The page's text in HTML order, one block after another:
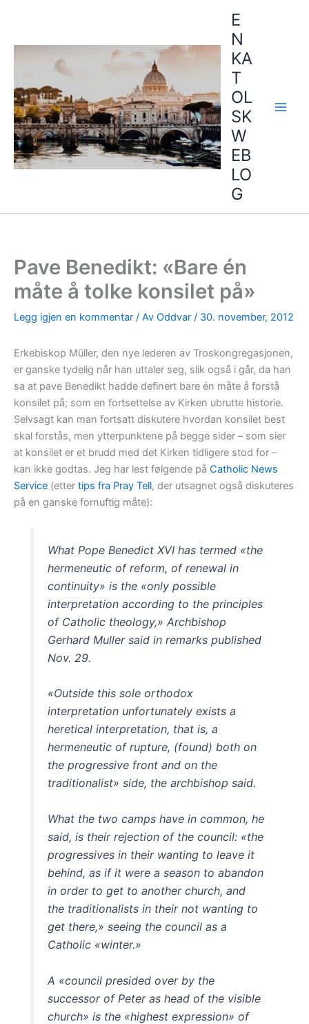
E
N
KA
T
OL
SK
W
EB
LO
G
Pave Benedikt: «Bare én
måte å tolke konsilet på»
Legg igjen en kommentar / Av Oddvar / 30. november, 2012
Erkebiskop Müller, den nye lederen av Troskongregasjonen,
er ganske tydelig når han uttaler seg, slik også i går, da han
sa at pave Benedikt hadde definert bare én måte å forstå
konsilet på; som en fortsettelse av Kirken ubrutte historie.
Selvsagt kan man fortsatt diskutere hvordan konsilet best
skal forstås, men ytterpunktene på begge sider – som sier
at konsilet er et brudd med det Kirken tidligere stod for –
kan ikke godtas. Jeg har lest følgende på Catholic News
Service (etter tips fra Pray Tell, der utsagnet også diskuteres
på en ganske fornuftig måte):
What Pope Benedict XVI has termed «the
hermeneutic of reform, of renewal in
continuity» is the «only possible
interpretation according to the principles
of Catholic theology,» Archbishop
Gerhard Muller said in remarks published
Nov. 29.
«Outside this sole orthodox
interpretation unfortunately exists a
heretical interpretation, that is, a
hermeneutic of rupture, (found) both on
the progressive front and on the
traditionalist» side, the archbishop said.
What the two camps have in common, he
said, is their rejection of the council: «the
progressives in their wanting to leave it
behind, as if it were a season to abandon
in order to get to another church, and
the traditionalists in their not wanting to
get there,» seeing the council as a
Catholic «winter.»
A «council presided over by the
successor of Peter as head of the visible
church» is the «highest expression» of